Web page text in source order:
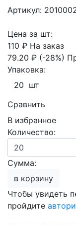
Артикул:
Цена за шт:
110 ₽ На заказ
79.20 ₽ (-28%)
Упаковка:
20 шт
Сравнить
В избранное
Количество:
Сумма:
в корзину
Чтобы увидеть
пройдите